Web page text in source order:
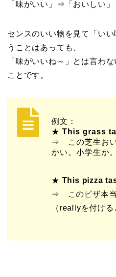
「味がいい」⇒「おいしい」
センスのいい物を見て「い
うことはあっても、
「味がいいね～」とは言わ
ことです。
例文：
★ This grass
⇒ この芝生おい
かい。小学生か。
★ This pizza
⇒ このピザ本当
（reallyを付ける